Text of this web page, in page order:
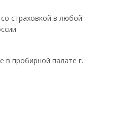
страховкой в любой
в пробирной палате г.